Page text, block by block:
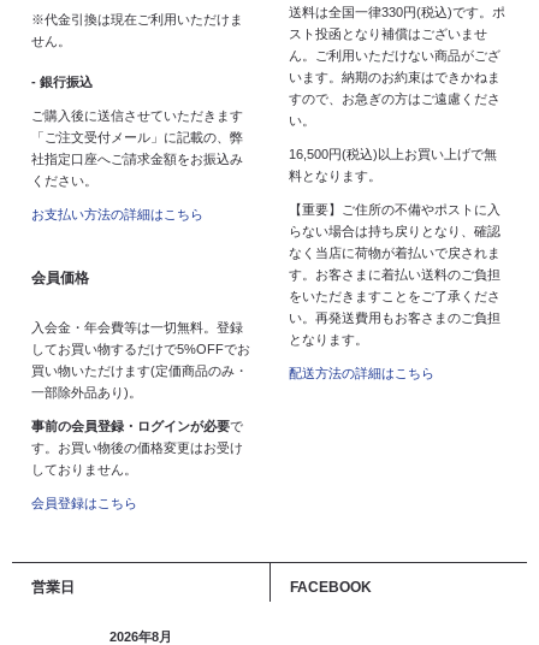
※代金引換は現在ご利用いただけま
せん。
- 銀行振込
ご購入後に送信させていただきます
「ご注文受付メール」に記載の、弊
社指定口座へご請求金額をお振込み
ください。
お支払い方法の詳細はこちら
会員価格
入会金・年会費等は一切無料。登録
してお買い物するだけで5%OFFでお
買い物いただけます(定価商品のみ・
一部除外品あり)。
事前の会員登録・ログインが必要で
す。お買い物後の価格変更はお受け
しておりません。
会員登録はこちら
送料は全国一律330円(税込)です。ポ
スト投函となり補償はございませ
ん。ご利用いただけない商品がござ
います。納期のお約束はできかねま
すので、お急ぎの方はご遠慮くださ
い。
16,500円(税込)以上お買い上げで無
料となります。
【重要】ご住所の不備やポストに入
らない場合は持ち戻りとなり、確認
なく当店に荷物が着払いで戻されま
す。お客さまに着払い送料のご負担
をいただきますことをご了承くださ
い。再発送費用もお客さまのご負担
となります。
配送方法の詳細はこちら
営業日
2026年8月
FACEBOOK